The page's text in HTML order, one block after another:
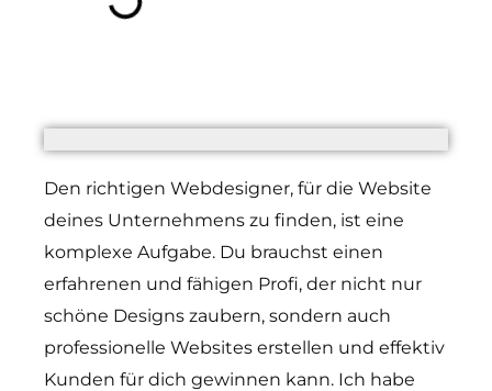
Den richtigen Webdesigner, für die Website
deines Unternehmens zu finden, ist eine
komplexe Aufgabe. Du brauchst einen
erfahrenen und fähigen Profi, der nicht nur
schöne Designs zaubern, sondern auch
professionelle Websites erstellen und effektiv
Kunden für dich gewinnen kann. Ich habe